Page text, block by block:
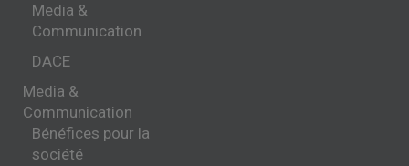
Media &
Communication
DACE
Media &
Communication
Bénéfices pour la
société